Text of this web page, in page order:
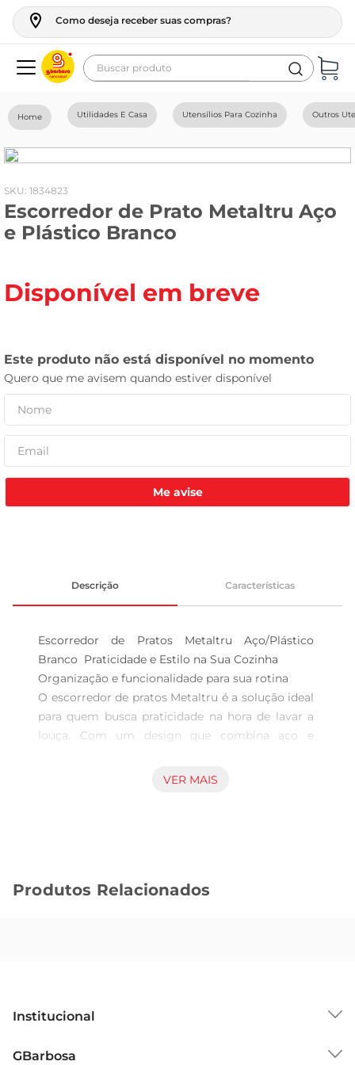
Como deseja receber suas compras?
Buscar produto
Utilidades E Casa Utensílios Para Cozinha Outros
: 1834823
Escorredor de Prato Metaltru Aço
e Plástico Branco
Disponível em breve
Me avise
Descrição Características
Escorredor de Pratos Metaltru Aço/Plástico
Branco  Praticidade e Estilo na Sua Cozinha
Organização e funcionalidade para sua rotina
O escorredor de pratos Metaltru é a solução ideal
para quem busca praticidade na hora de lavar a
louça. Com um design que combina aço e
sua função de escorrer pratos, mas também
Materiais de qualidade e durabilidade
sem comprometer suaaparência. Além disso, a
decoração, tornandose um item indispensável na
VER MAIS
Produtos Relacionados
Institucional
GBarbosa
geladeira
fogao
café
cerveja
leite
leite pó